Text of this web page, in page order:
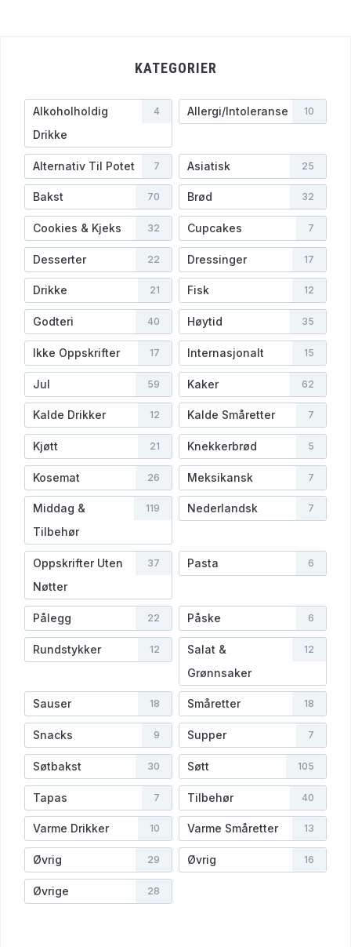
KATEGORIER
Alkoholholdig
Drikke
4 Allergi/Intoleranse 10
Alternativ Til Potet 7 Asiatisk 25
Bakst 70 Brød 32
Cookies & Kjeks 32 Cupcakes 7
Desserter 22 Dressinger 17
Drikke 21 Fisk 12
Godteri 40 Høytid 35
Ikke Oppskrifter 17 Internasjonalt 15
Jul 59 Kaker 62
Kalde Drikker 12 Kalde Småretter 7
Kjøtt 21 Knekkerbrød 5
Kosemat 26 Meksikansk 7
Middag &
Tilbehør
119 Nederlandsk 7
Oppskrifter Uten
Nøtter
37 Pasta 6
Pålegg 22 Påske 6
Rundstykker 12
Salat &
Grønnsaker
12
Sauser 18 Småretter 18
Snacks 9 Supper 7
Søtbakst 30 Søtt 105
Tapas 7 Tilbehør 40
Varme Drikker 10 Varme Småretter 13
Øvrig 29 Øvrig 16
Øvrige 28